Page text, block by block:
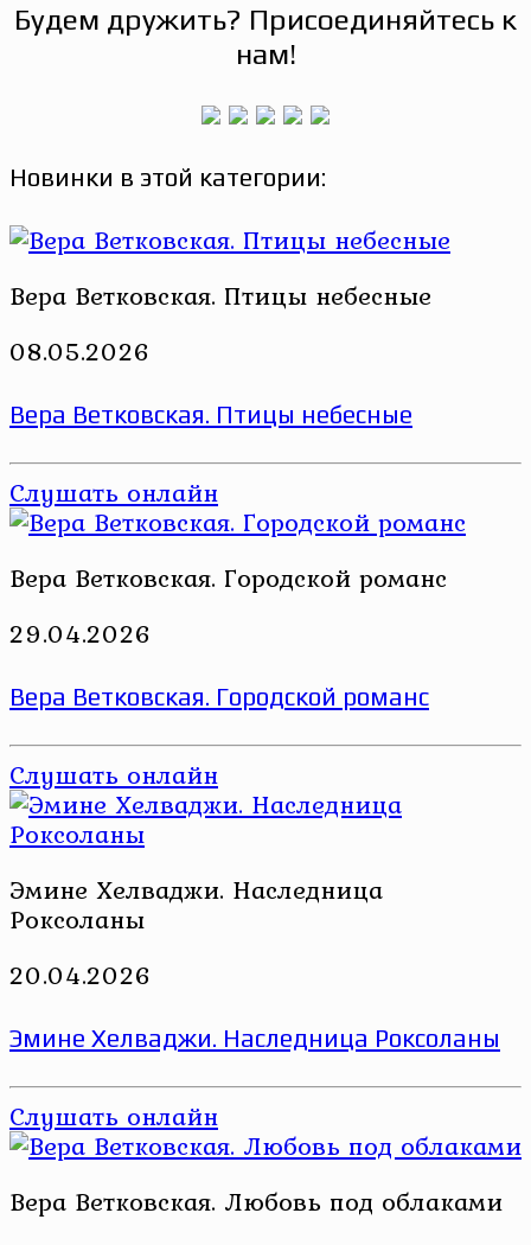
Будем дружить? Присоединяйтесь к
нам!
Новинки в этой категории:
Вера Ветковская. Птицы небесные
08.05.2026
Вера Ветковская. Птицы небесные
Слушать онлайн
Вера Ветковская. Городской романс
29.04.2026
Вера Ветковская. Городской романс
Слушать онлайн
Эмине Хелваджи. Наследница
Роксоланы
20.04.2026
Эмине Хелваджи. Наследница Роксоланы
Слушать онлайн
Вера Ветковская. Любовь под облаками